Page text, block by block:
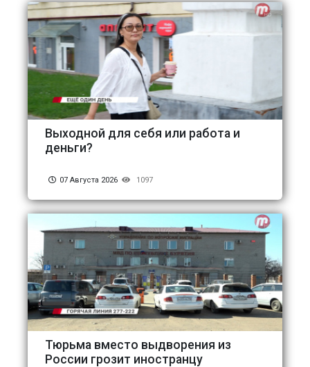
Выходной для себя или работа и
деньги?
07 Августа 2026 1097
Тюрьма вместо выдворения из
России грозит иностранцу